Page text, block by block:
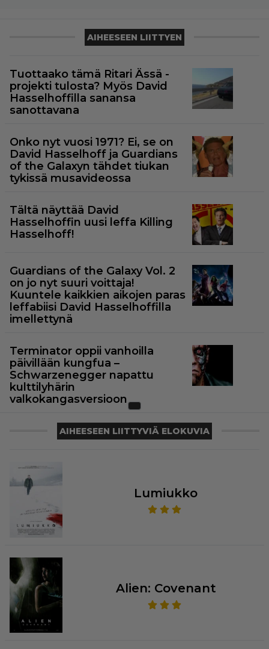
AIHEESEEN LIITTYEN
Tuottaako tämä Ritari Ässä -
projekti tulosta? Myös David
Hasselhoffilla sanansa
sanottavana
Onko nyt vuosi 1971? Ei, se on
David Hasselhoff ja Guardians
of the Galaxyn tähdet tiukan
tykissä musavideossa
Tältä näyttää David
Hasselhoffin uusi leffa Killing
Hasselhoff!
Guardians of the Galaxy Vol. 2
on jo nyt suuri voittaja!
Kuuntele kaikkien aikojen paras
leffabiisi David Hasselhoffilla
imellettynä
Terminator oppii vanhoilla
päivillään kungfua –
Schwarzenegger napattu
kulttilyhärin
valkokangasversioon
AIHEESEEN LIITTYVIÄ ELOKUVIA
Lumiukko
Alien: Covenant